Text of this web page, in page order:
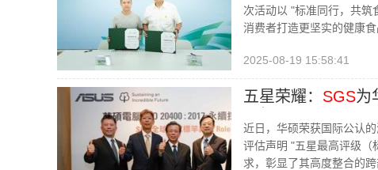
次活动以 "标准同行，共筑
消费者打造更坚实的健康食
2025-08-19 15:58:41
五星荣耀： SGS为
近日，华硕荣获国际公认
评估声明 "五星最高评级（
求，彰显了其高度整合的